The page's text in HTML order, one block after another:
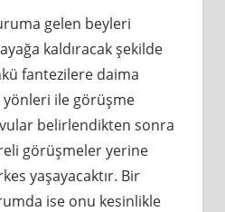
gelen beyleri
ayağa kaldıracak şekilde
fantezilere daima
ile görüşme
belirlendikten sonra
görüşmeler yerine
yaşayacaktır. Bir
ise onu kesinlikle